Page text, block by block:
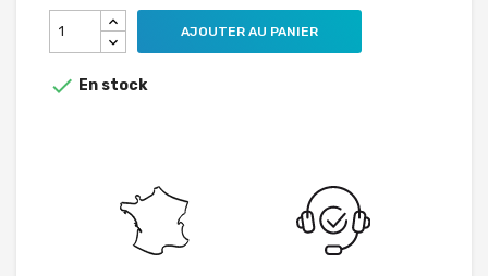
AJOUTER AU PANIER
 En stock